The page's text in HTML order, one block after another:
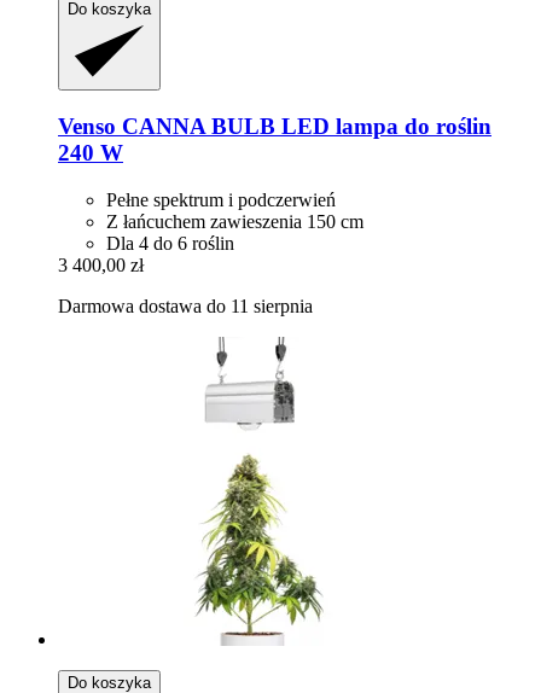
Do koszyka
Venso CANNA BULB LED lampa do roślin
240 W
Pełne spektrum i podczerwień
Z łańcuchem zawieszenia 150 cm
Dla 4 do 6 roślin
3 400,00 zł
Darmowa dostawa do 11 sierpnia
Do koszyka